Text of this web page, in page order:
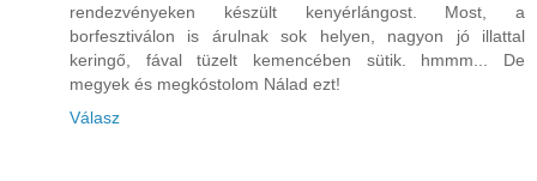
rendezvényeken készült kenyérlángost. Most, a
borfesztiválon is árulnak sok helyen, nagyon jó illattal
keringő, fával tüzelt kemencében sütik. hmmm... De
megyek és megkóstolom Nálad ezt!
Válasz